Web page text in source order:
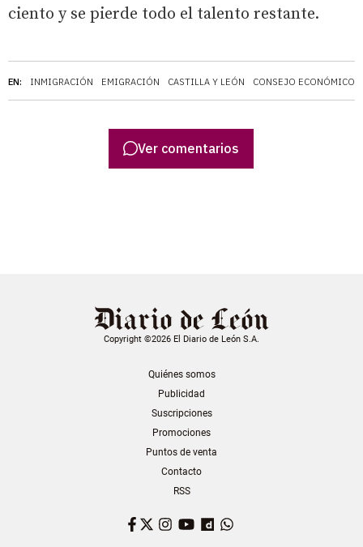
EN: INMIGRACIÓN EMIGRACIÓN CASTILLA Y LEÓN CONSEJO ECONÓMICO
ciento y se pierde todo el talento restante.
Ver comentarios
Copyright ©2026 El Diario de León S.A.
Quiénes somos
Publicidad
Suscripciones
Promociones
Puntos de venta
Contacto
RSS
Facebook
TwitterInstagram
YouTubeDailymotion